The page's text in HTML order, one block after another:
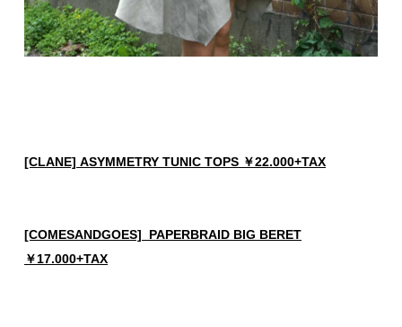
[CLANE] ASYMMETRY TUNIC TOPS ￥22.000+TAX
[COMESANDGOES] PAPERBRAID BIG BERET
￥17.000+TAX